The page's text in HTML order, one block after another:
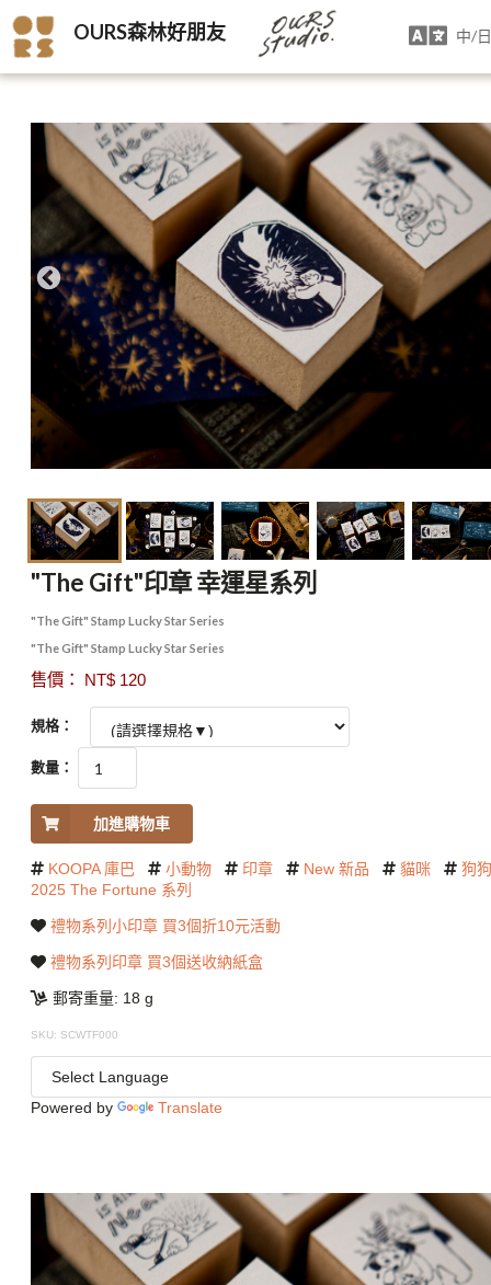
OURS森林好朋友 中/
"The Gift"印章 幸運星系列
"The Gift" Stamp Lucky Star Series
"The Gift" Stamp Lucky Star Series
售價： NT$ 120
規格：
數量：
加進購物車
KOOPA 庫巴 小動物 印章 New 新品 貓咪
狗狗
2025 The Fortune 系列
禮物系列小印章 買3個折10元活動
禮物系列印章 買3個送收納紙盒
郵寄重量: 18 g
SKU: SCWTF000
Powered by Translate